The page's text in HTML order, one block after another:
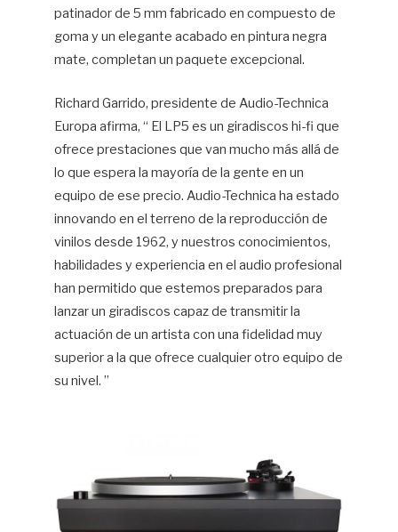
patinador de 5 mm fabricado en compuesto de
goma y un elegante acabado en pintura negra
mate, completan un paquete excepcional.
Richard Garrido, presidente de Audio-Technica
Europa afirma, “ El LP5 es un giradiscos hi-fi que
ofrece prestaciones que van mucho más allá de
lo que espera la mayoría de la gente en un
equipo de ese precio. Audio-Technica ha estado
innovando en el terreno de la reproducción de
vinilos desde 1962, y nuestros conocimientos,
habilidades y experiencia en el audio profesional
han permitido que estemos preparados para
lanzar un giradiscos capaz de transmitir la
actuación de un artista con una fidelidad muy
superior a la que ofrece cualquier otro equipo de
su nivel. ”